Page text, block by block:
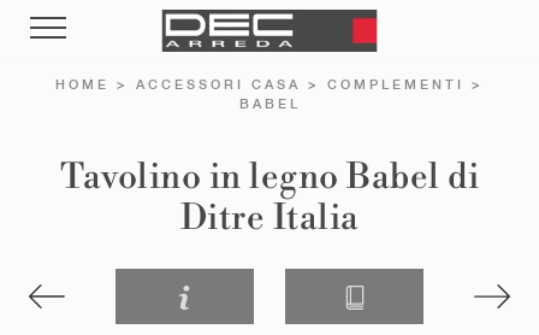
HOME > ACCESSORI CASA > COMPLEMENTI
>
BABEL
Tavolino in legno Babel di
Ditre Italia